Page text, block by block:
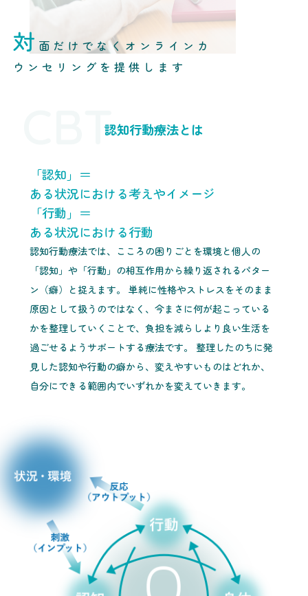
対 面だけでなくオンラインカ
ウンセリングを提供します
CBT認知行動療法とは
「認知」＝
ある状況における考えやイメージ
「行動」＝
ある状況における行動
認知行動療法では、こころの困りごとを環境と個人の
「認知」や「行動」の相互作用から繰り返されるパター
ン（癖）と捉えます。 単純に性格やストレスをそのまま
原因として扱うのではなく、今まさに何が起こっている
かを整理していくことで、負担を減らしより良い生活を
過ごせるようサポートする療法です。 整理したのちに発
見した認知や行動の癖から、変えやすいものはどれか、
自分にできる範囲内でいずれかを変えていきます。